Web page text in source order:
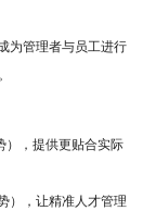
为管理者与员工进行
），提供更贴合实际
），让精准人才管理